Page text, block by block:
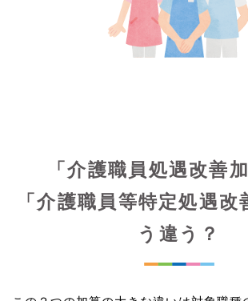
「介護職員処遇改善
「介護職員等特定処遇
う違う？